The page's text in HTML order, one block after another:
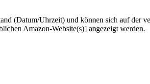
(Datum/Uhrzeit) und können sich auf der
Amazon-Website(s)] angezeigt werden.